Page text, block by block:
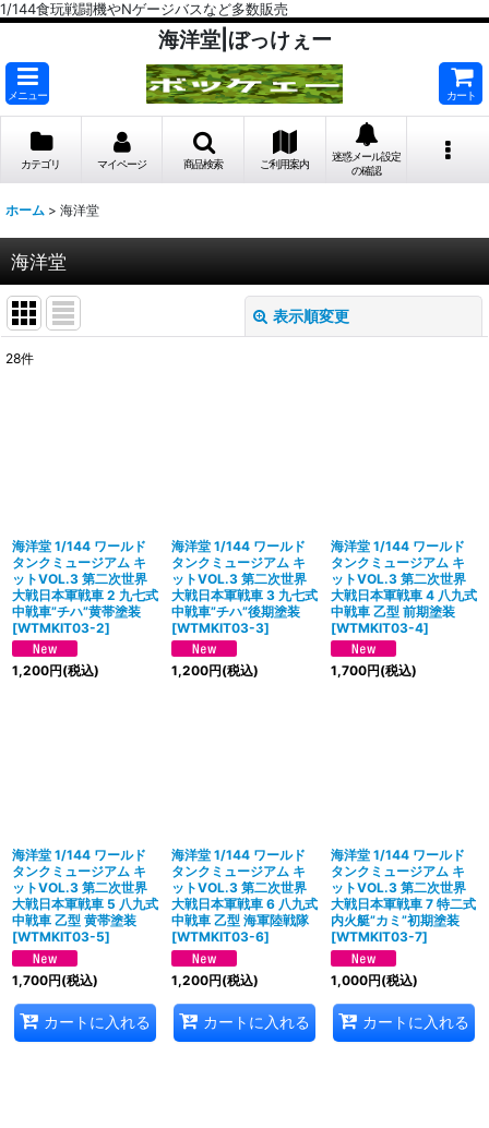
1/144食玩戦闘機やNゲージバスなど多数販売
海洋堂|ぼっけぇー
メニュー カート
カテゴリ マイページ 商品検索 ご利用案内
迷惑メール設定
の確認
ホーム > 海洋堂
海洋堂
表示順変更
28件
海洋堂 1/144 ワールド
タンクミュージアム キ
ットVOL.3 第二次世界
大戦日本軍戦車 2 九七式
中戦車”チハ”黄帯塗装
[WTMKIT03-2]
1,200円(税込)
海洋堂 1/144 ワールド
タンクミュージアム キ
ットVOL.3 第二次世界
大戦日本軍戦車 3 九七式
中戦車”チハ”後期塗装
[WTMKIT03-3]
1,200円(税込)
海洋堂 1/144 ワールド
タンクミュージアム キ
ットVOL.3 第二次世界
大戦日本軍戦車 4 八九式
中戦車 乙型 前期塗装
[WTMKIT03-4]
1,700円(税込)
海洋堂 1/144 ワールド
タンクミュージアム キ
ットVOL.3 第二次世界
大戦日本軍戦車 5 八九式
中戦車 乙型 黄帯塗装
[WTMKIT03-5]
1,700円(税込)
カートに入れる
海洋堂 1/144 ワールド
タンクミュージアム キ
ットVOL.3 第二次世界
大戦日本軍戦車 6 八九式
中戦車 乙型 海軍陸戦隊
[WTMKIT03-6]
1,200円(税込)
カートに入れる
海洋堂 1/144 ワールド
タンクミュージアム キ
ットVOL.3 第二次世界
大戦日本軍戦車 7 特二式
内火艇”カミ”初期塗装
[WTMKIT03-7]
1,000円(税込)
カートに入れる